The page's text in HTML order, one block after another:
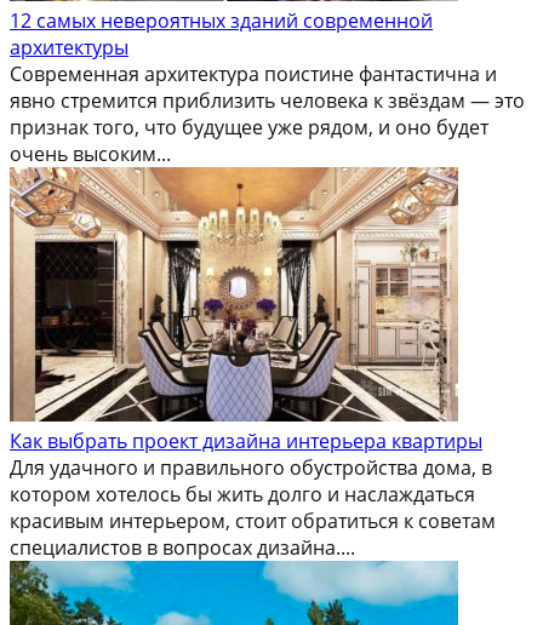
12 самых невероятных зданий современной
архитектуры
Современная архитектура поистине фантастична и
явно стремится приблизить человека к звёздам — это
признак того, что будущее уже рядом, и оно будет
очень высоким...
Как выбрать проект дизайна интерьера квартиры
Для удачного и правильного обустройства дома, в
котором хотелось бы жить долго и наслаждаться
красивым интерьером, стоит обратиться к советам
специалистов в вопросах дизайна....